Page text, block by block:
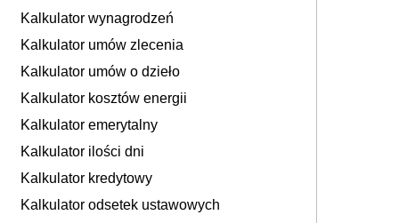
Kalkulator wynagrodzeń
Kalkulator umów zlecenia
Kalkulator umów o dzieło
Kalkulator kosztów energii
Kalkulator emerytalny
Kalkulator ilości dni
Kalkulator kredytowy
Kalkulator odsetek ustawowych